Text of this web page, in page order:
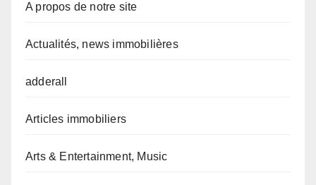
A propos de notre site
Actualités, news immobilières
adderall
Articles immobiliers
Arts & Entertainment, Music